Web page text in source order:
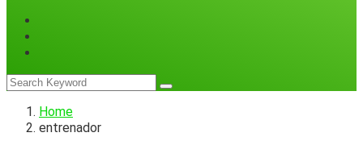
Home
entrenador